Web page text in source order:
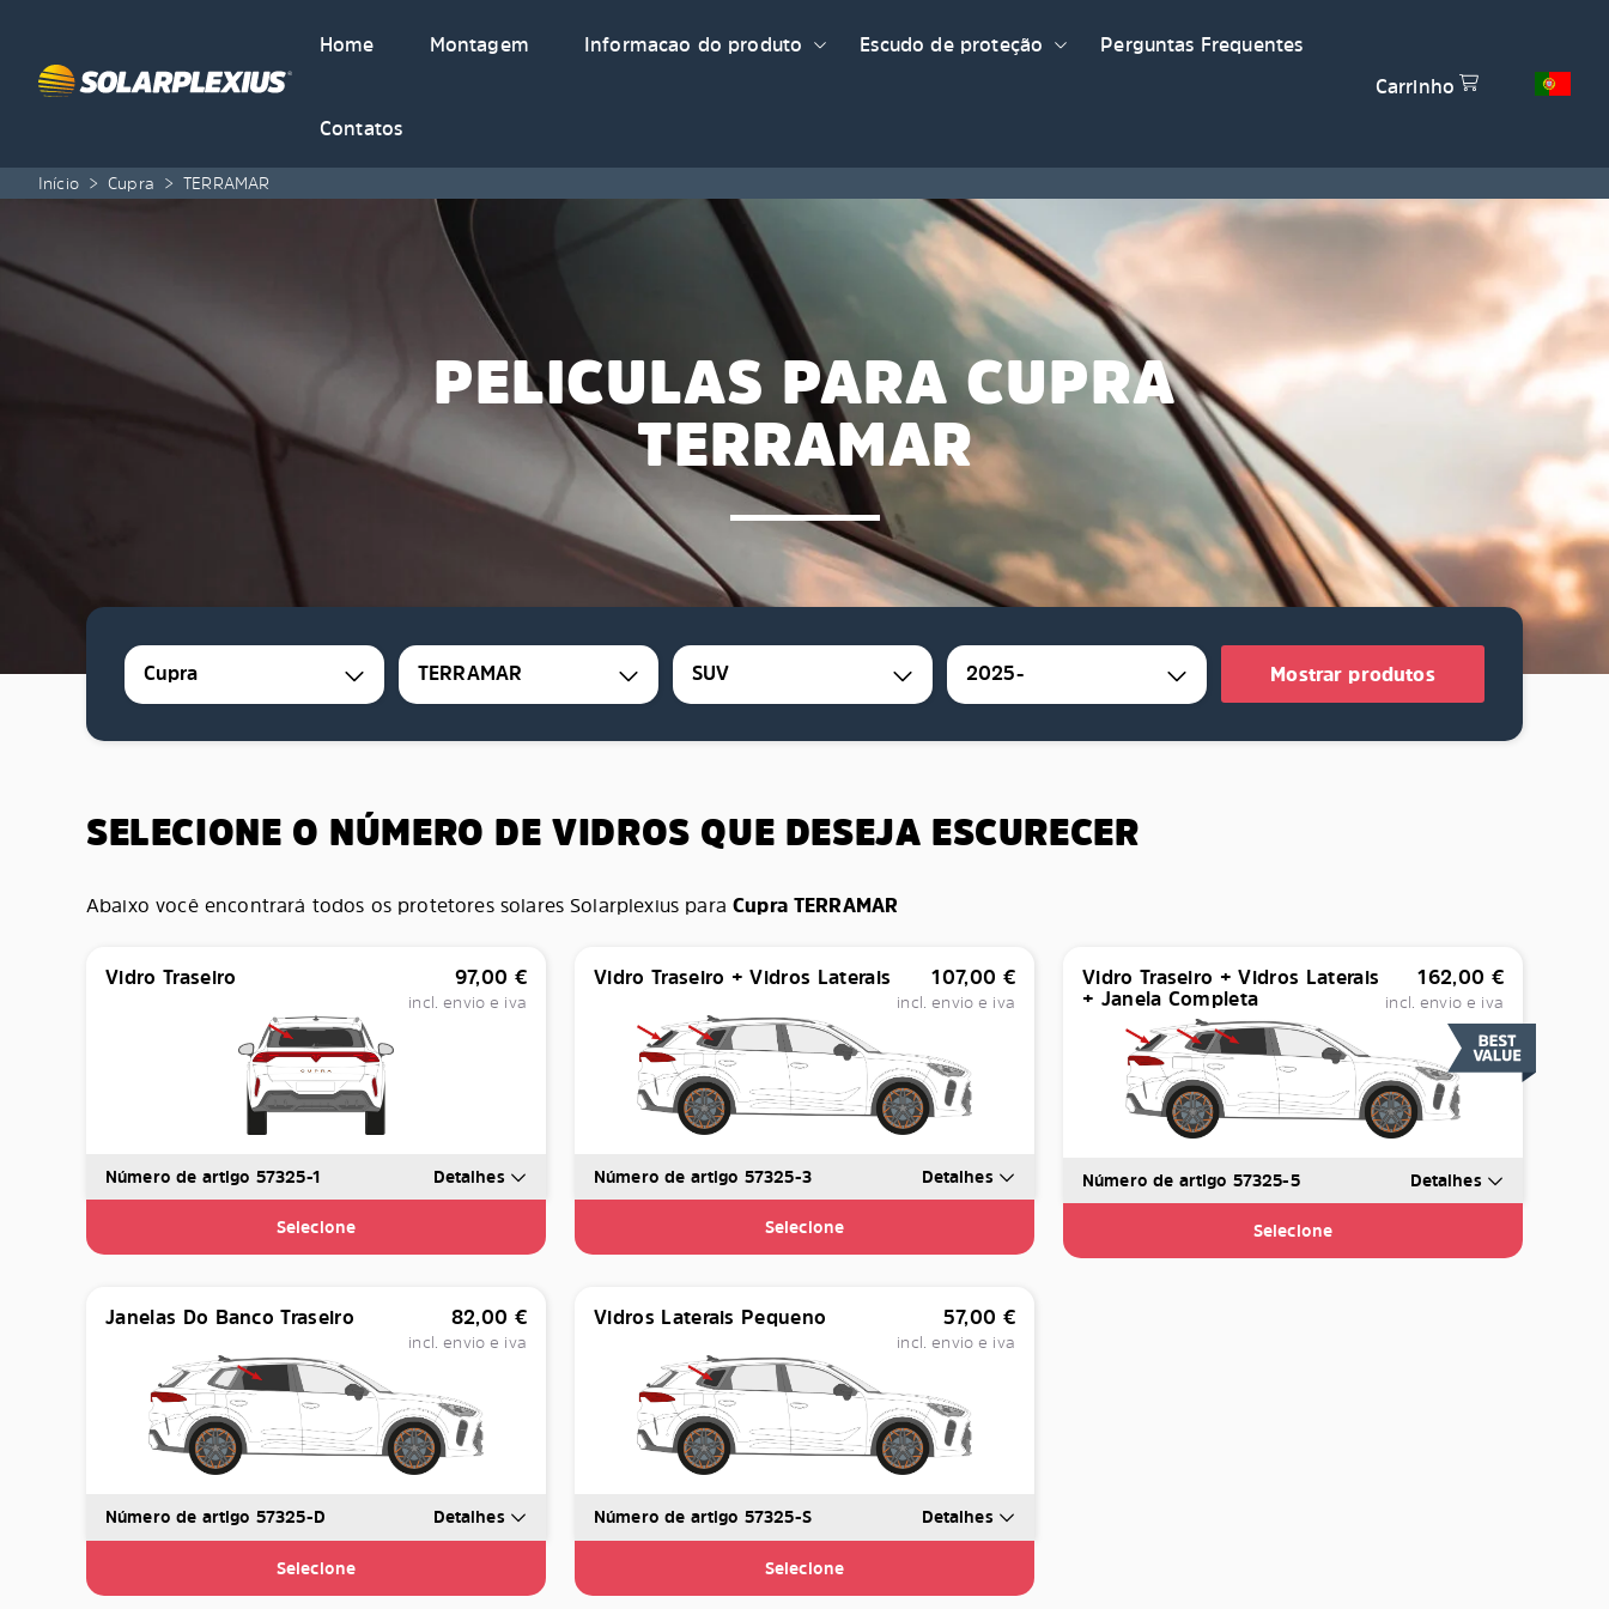
Home
Montagem Informacao do produto Escudo de proteção Perguntas Frequentes
Contatos
Carrinho
Início > Cupra > TERRAMAR
PELICULAS PARA CUPRA
TERRAMAR
Cupra TERRAMAR SUV 2025- Mostrar produtos
SELECIONE O NÚMERO DE VIDROS QUE DESEJA ESCURECER
Abaixo você encontrará todos os protetores solares Solarplexius paraCupra TERRAMAR
Vidro Traseiro 97,00 €
incl. envio e iva
Número de artigo 57325-1 Detalhes
Selecione
Vidro Traseiro + Vidros Laterais 107,00 €
incl. envio e iva
Número de artigo 57325-3 Detalhes
Selecione
Vidro Traseiro + Vidros Laterais
+ Janela Completa
162,00 €
incl. envio e iva
Número de artigo 57325-5 Detalhes
Selecione
Janelas Do Banco Traseiro 82,00 €
incl. envio e iva
Número de artigo 57325-D Detalhes
Selecione
Vidros Laterais Pequeno 57,00 €
incl. envio e iva
Número de artigo 57325-S Detalhes
Selecione